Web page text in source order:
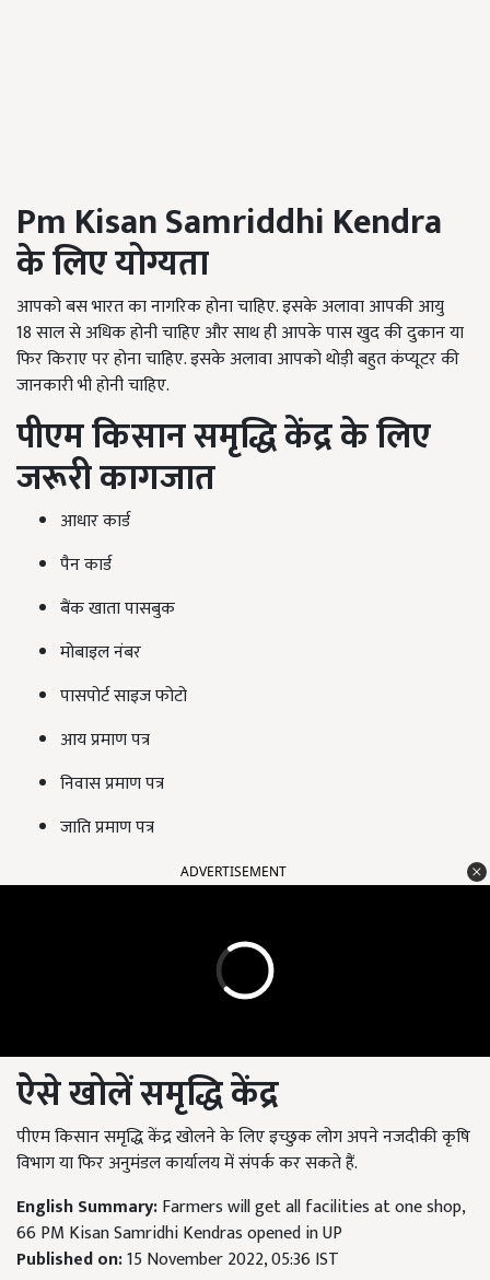
Pm Kisan Samriddhi Kendra
के लिए योग्यता
आपको बस भारत का नागरिक होना चाहिए. इसके अलावा आपकी आयु
18 साल से अधिक होनी चाहिए और साथ ही आपके पास खुद की दुकान या
फिर किराए पर होना चाहिए. इसके अलावा आपको थोड़ी बहुत कंप्यूटर की
जानकारी भी होनी चाहिए.
पीएम किसान समृद्धि केंद्र के लिए
जरूरी कागजात
आधार कार्ड
पैन कार्ड
बैंक खाता पासबुक
मोबाइल नंबर
पासपोर्ट साइज फोटो
आय प्रमाण पत्र
निवास प्रमाण पत्र
जाति प्रमाण पत्र
ADVERTISEMENT
ऐसे खोलें समृद्धि केंद्र
पीएम किसान समृद्धि केंद्र खोलने के लिए इच्छुक लोग अपने नजदीकी कृषि
विभाग या फिर अनुमंडल कार्यालय में संपर्क कर सकते हैं.
English Summary:Farmers will get all facilities at one shop,
66 PM Kisan Samridhi Kendras opened in UP
Published on:15 November 2022, 05:36 IST